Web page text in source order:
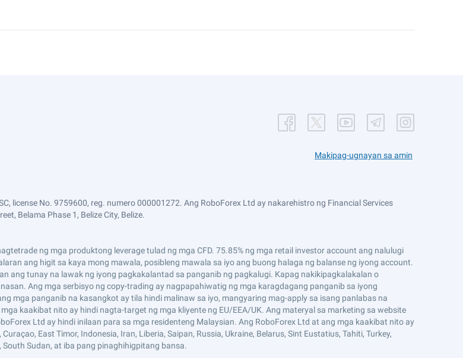
Makipag-ugnayan sa amin
license No. 9759600, reg. numero 000001272. Ang RoboForex Ltd ay nakarehistro ng Financial Services
Belama Phase 1, Belize City, Belize.
ng mga produktong leverage tulad ng mga CFD. 75.85% ng mga retail investor account ang nalulugi
ang higit sa kaya mong mawala, posibleng mawala sa iyo ang buong halaga ng balanse ng iyong account.
ang tunay na lawak ng iyong pagkakalantad sa panganib ng pagkalugi. Kapag nakikipagkalakalan o
Ang mga serbisyo ng copy-trading ay nagpapahiwatig ng mga karagdagang panganib sa iyong
mga panganib na kasangkot ay tila hindi malinaw sa iyo, mangyaring mag-apply sa isang panlabas na
kaakibat nito ay hindi nagta-target ng mga kliyente ng EU/EEA/UK. Ang materyal sa marketing sa website
Ltd ay hindi inilaan para sa mga residenteng Malaysian. Ang RoboForex Ltd at ang mga kaakibat nito ay
East Timor, Indonesia, Iran, Liberia, Saipan, Russia, Ukraine, Belarus, Sint Eustatius, Tahiti, Turkey,
Sudan, at iba pang pinaghihigpitang bansa.